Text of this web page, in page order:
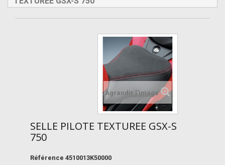
Agrandir l'image
SELLE PILOTE TEXTUREE GSX-S
750
Référence 4510013K50000